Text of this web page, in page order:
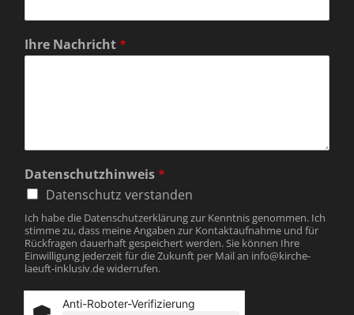
m
e
a
Ihre Nachricht*
Datenschutzhinweis*
Datenschutz verstanden
Ich habe die Datenschutzerklärung zur Kenntnis genommen. Ich
stimme zu, dass meine Angaben zur Kontaktaufnahme und für
Rückfragen dauerhaft gespeichert werden. Sie können Ihre
Einwilligung jederzeit für die Zukunft per Mail an info@kirche-
laeuft-inklusiv.de widerrufen.
Anti-Roboter-Verifizierung